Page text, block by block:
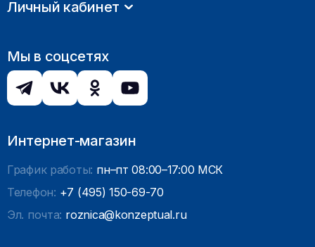
Личный кабинет
Мы в соцсетях
Интернет-магазин
График работы: пн–пт 08:00–17:00 МСК
Телефон: +7 (495) 150-69-70
Эл. почта: roznica@konzeptual.ru